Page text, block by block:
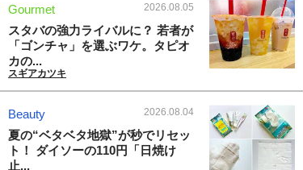
Gourmet 2026.08.05
スタバの強力ライバルに？ 若者が
「ゴンチャ」を選ぶワケ。タピオ
カの...
スギアカツキ
Beauty 2026.08.04
夏の“ベタベタ地獄”が秒でリセッ
ト！ ダイソーの110円「日焼け
止...